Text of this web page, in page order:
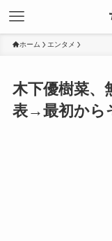
ホーム エンタメ
木下優樹菜、
表→最初から